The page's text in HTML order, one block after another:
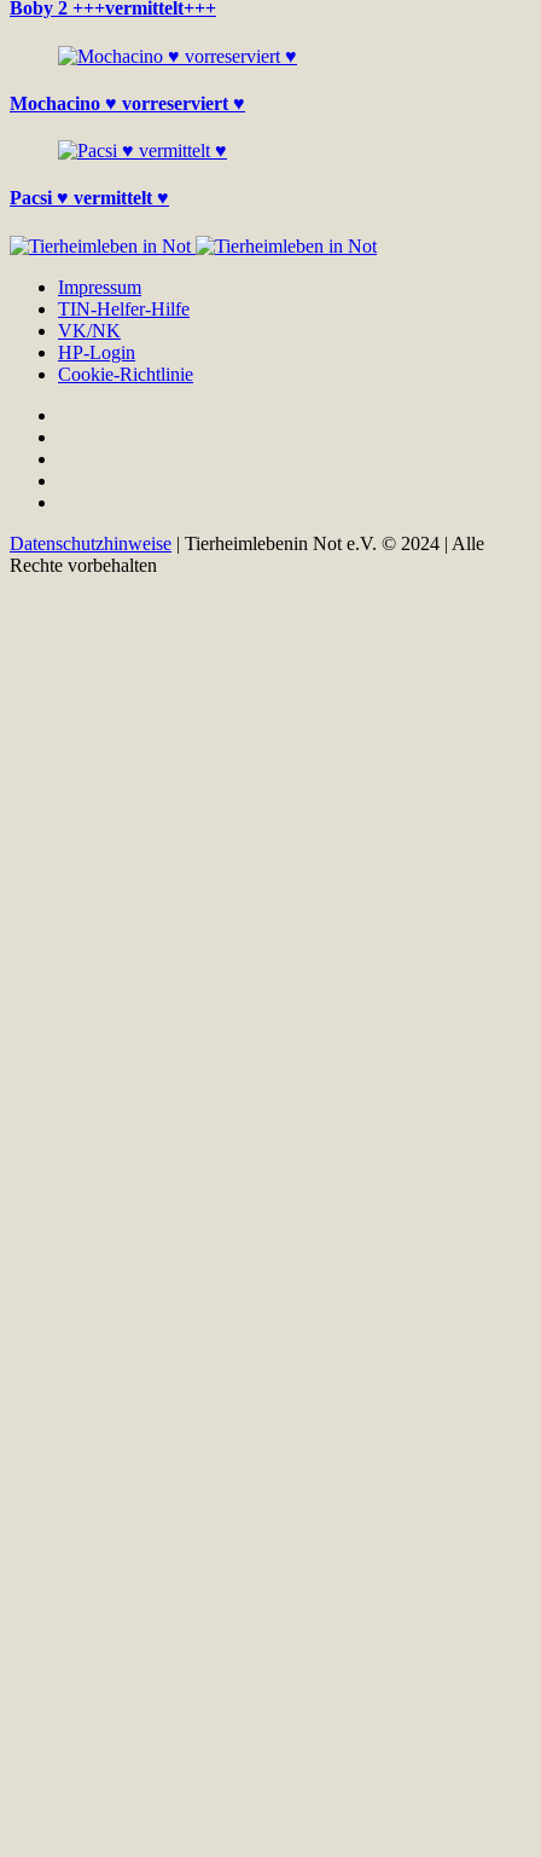
Boby 2 +++vermittelt+++
Mochacino ♥ vorreserviert ♥
Pacsi ♥ vermittelt ♥
Impressum
TIN-Helfer-Hilfe
VK/NK
HP-Login
Cookie-Richtlinie
Datenschutzhinweise | Tierheimlebenin Not e.V. © 2024 | Alle
Rechte vorbehalten